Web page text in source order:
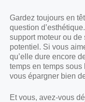
Gardez toujours en
question
support moteur ou
potentiel. Si vous
qu’elle dure encore
temps en temps
vous épargner bien
Et vous, avez-vous